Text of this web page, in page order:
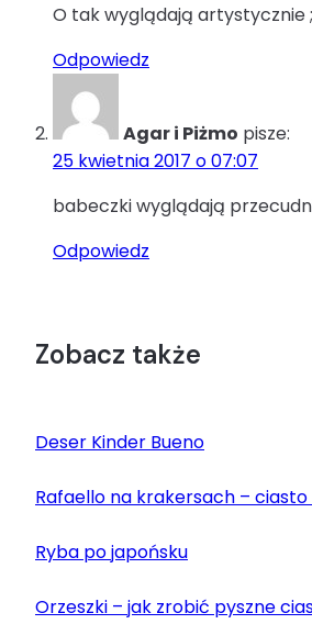
O tak wyglądają artystycznie
Odpowiedz
Agar i Piżmo pisze:
25 kwietnia 2017 o 07:07
babeczki wyglądają
Odpowiedz
Zobacz także
Deser Kinder Bueno
Rafaello na krakersach –
Ryba po japońsku
Orzeszki – jak zrobić pyszne